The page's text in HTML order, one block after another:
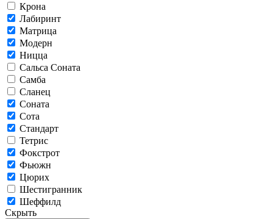
Крона
Лабиринт
Матрица
Модерн
Ницца
Сальса Соната
Самба
Сланец
Соната
Сота
Стандарт
Тетрис
Фокстрот
Фьюжн
Цюрих
Шестигранник
Шеффилд
Скрыть